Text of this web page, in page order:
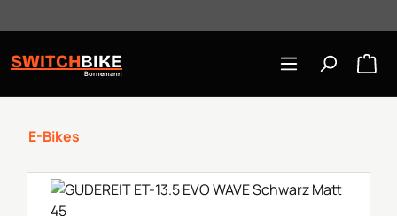
SWITCHBIKE
Bornemann
E-Bikes
Bildergalerie überspringen